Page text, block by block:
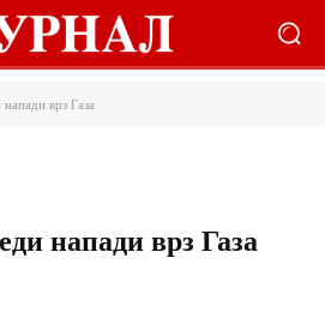
врз Газа
напади врз Газа